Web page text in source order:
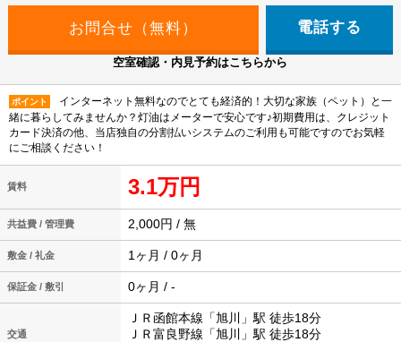
電話する
空室確認・内見予約はこちらから
ポイント
インターネット無料なのでとても経済的！大切な家族（ペット）と一
緒に暮らしてみませんか？灯油はメーターで安心です♪初期費用は、クレジット
カード決済の他、当店独自の分割払いシステムのご利用も可能ですのでお気軽
にご相談ください！
賃料 3.1万円
共益費 / 管理費 2,000円 / 無
敷金 / 礼金 1ヶ月 / 0ヶ月
保証金 / 敷引 0ヶ月 / -
交通
ＪＲ函館本線「旭川」駅 徒歩18分
ＪＲ富良野線「旭川」駅 徒歩18分